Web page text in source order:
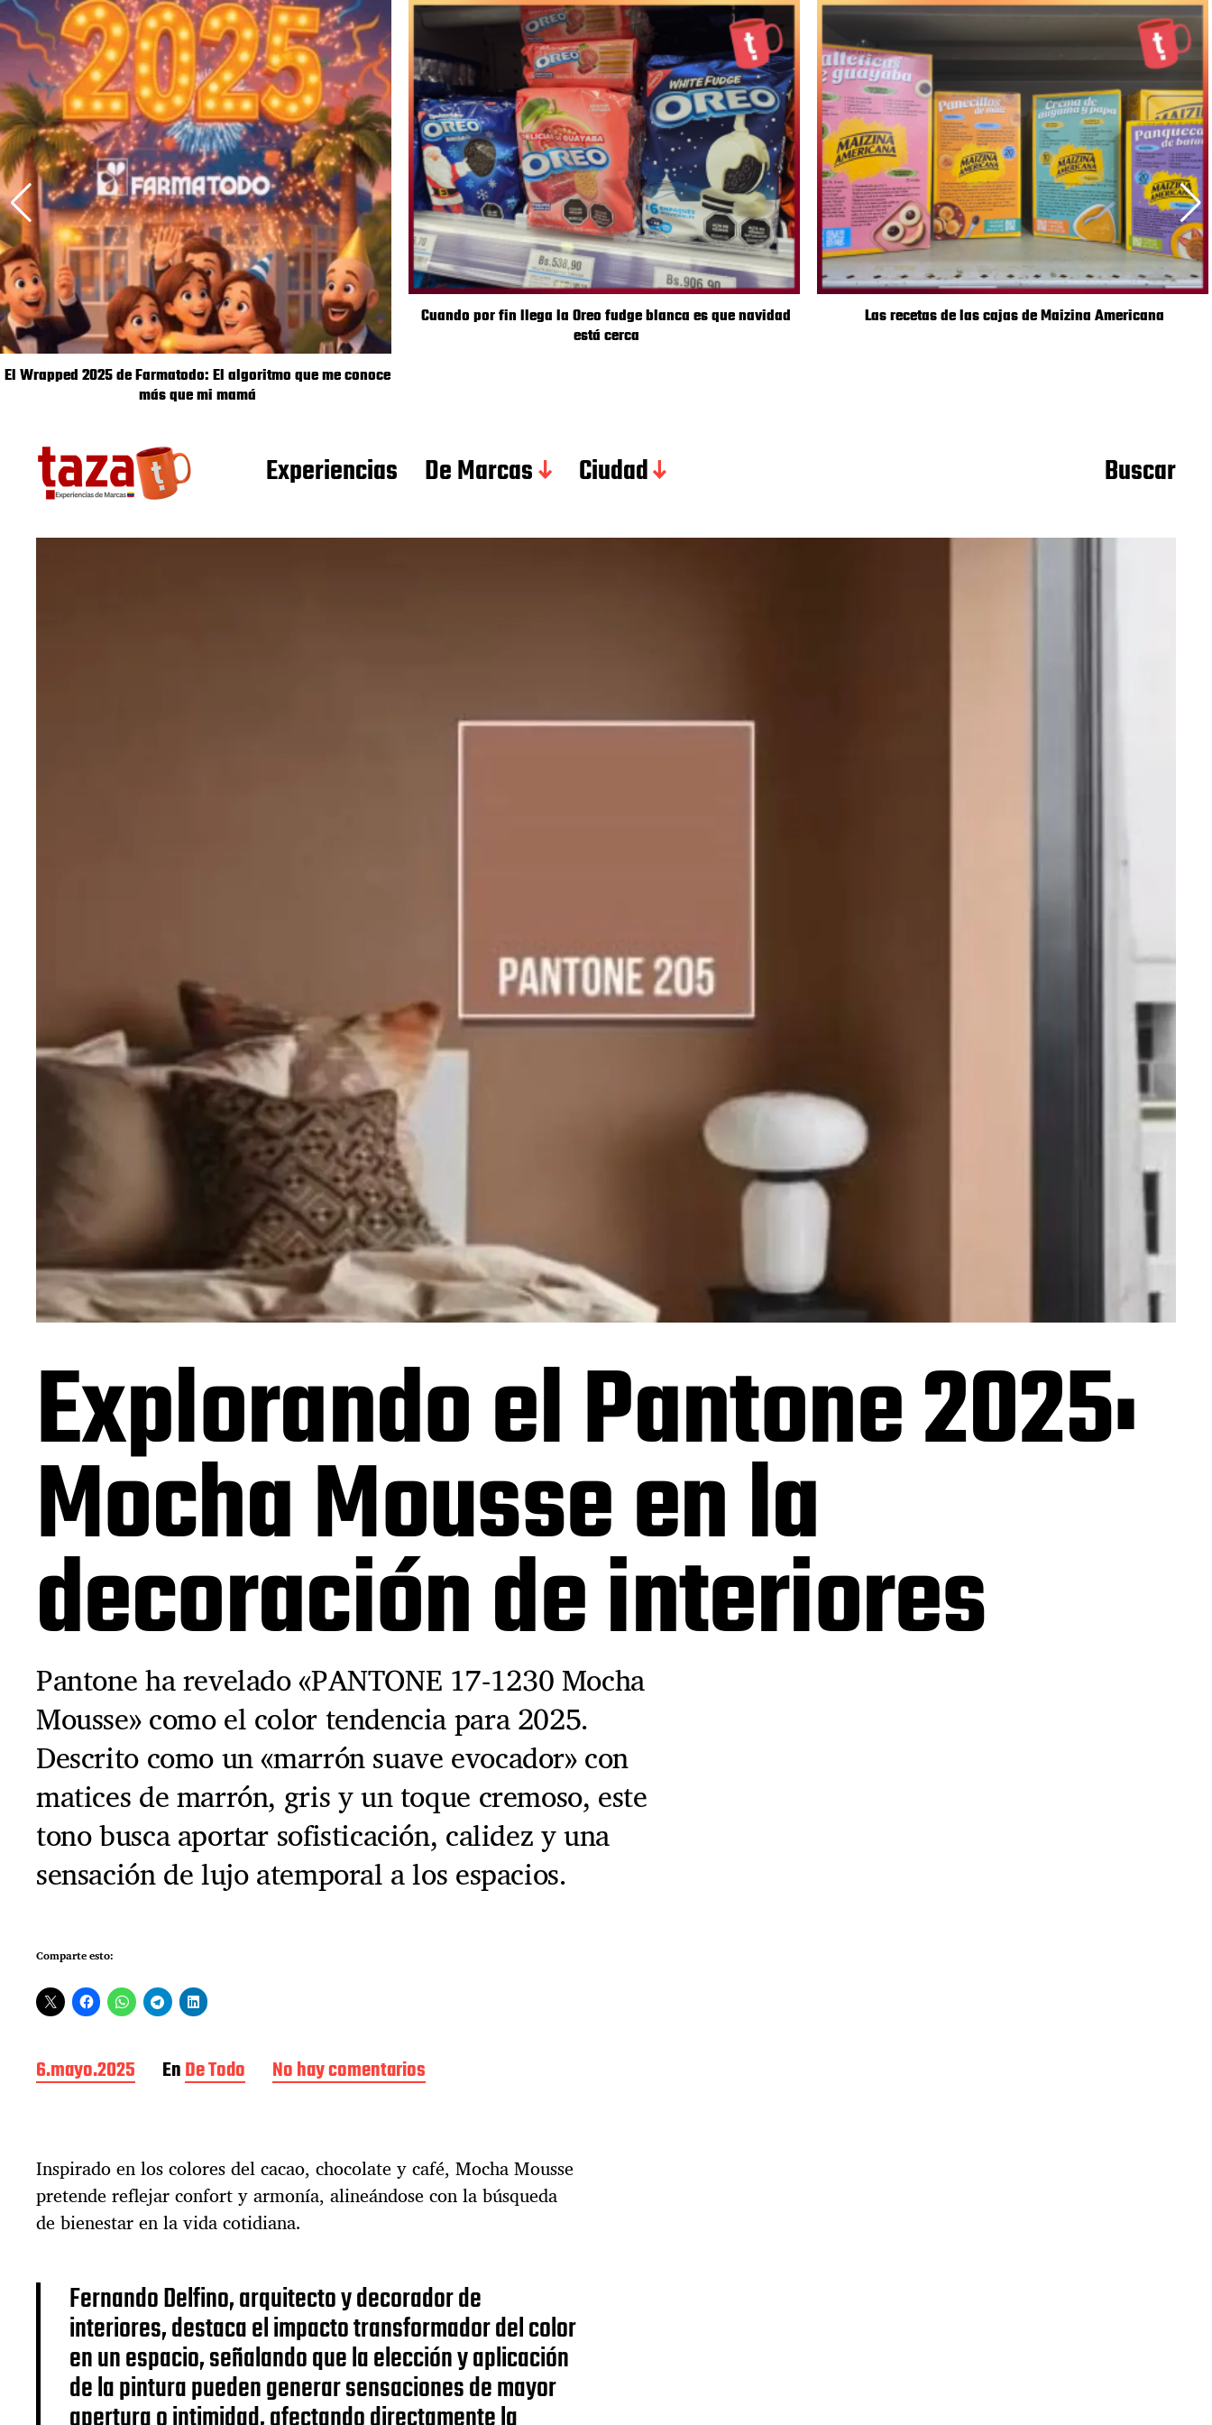
El Wrapped 2025 de Farmatodo: El algoritmo que me conoce
más que mi mamá
Cuando por fin llega la Oreo fudge blanca es que navidad
está cerca
Las recetas de las cajas de Maizina Americana
Experiencias De Marcas Ciudad Buscar
Explorando el Pantone 2025:
Mocha Mousse en la
decoración de interiores
Pantone ha revelado «PANTONE 17-1230 Mocha
Mousse» como el color tendencia para 2025.
Descrito como un «marrón suave evocador» con
matices de marrón, gris y un toque cremoso, este
tono busca aportar sofisticación, calidez y una
sensación de lujo atemporal a los espacios.
Comparte esto:
F
e
d
e
l
a
t
6.mayo.2025 EnDe Todo No hay comentarios
n
l
o
r
o
e
l
P
a
n
t
Inspirado en los colores del cacao, chocolate y café, Mocha Mousse
pretende reflejar confort y armonía, alineándose con la búsqueda
de bienestar en la vida cotidiana.
Fernando Delfino, arquitecto y decorador de
interiores, destaca el impacto transformador del color
en un espacio, señalando que la elección y aplicación
de la pintura pueden generar sensaciones de mayor